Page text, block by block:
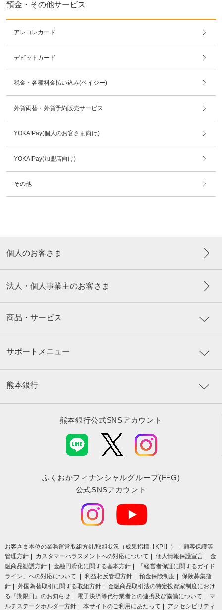
預金・その他サービス
アレコレカード
デビットカード
税金・各種料金払い込み(ペイジー)
外貨両替・外貨予約販売サービス
YOKA!Pay(個人のお客さま向け)
YOKA!Pay(加盟店向け)
その他
個人のお客さま
法人・個人事業主のお客さま
商品・サービス
サポートメニュー
熊本銀行
熊本銀行公式SNSアカウント
ふくおかフィナンシャルグループ(FFG)
公式SNSアカウント
お客さま本位の業務運営取組⽅針/取組状況（成果指標【KPI】）
顧客保護等
管理方針
カスタマーハラスメントへの対応について 個人情報保護宣言
金
融商品勧誘方針
金融円滑化に関する基本方針
「経営者保証に関するガイド
ライン」への対応について
利益相反管理方針 預金保険制度
保険募集指
針
外国為替取引に関する取組方針
金融商品取引法の特定投資家制度におけ
る『期限日』のお知らせ
電子決済等代行業者との連携及び協働について
マ
ルチステークホルダー方針
本サイトのご利用にあたって アクセシビリティ